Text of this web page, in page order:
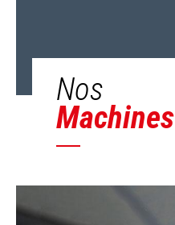
Nos
Machines